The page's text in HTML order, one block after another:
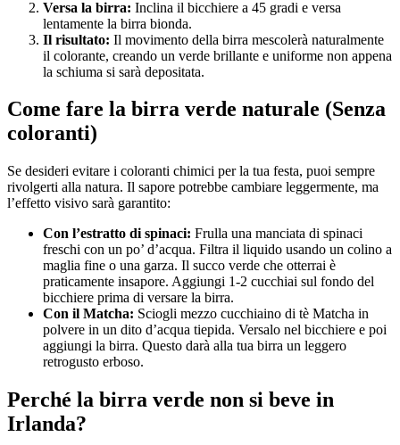
Versa la birra: Inclina il bicchiere a 45 gradi e versa
lentamente la birra bionda.
Il risultato: Il movimento della birra mescolerà naturalmente
il colorante, creando un verde brillante e uniforme non appena
la schiuma si sarà depositata.
Come fare la birra verde naturale (Senza
coloranti)
Se desideri evitare i coloranti chimici per la tua festa, puoi sempre
rivolgerti alla natura. Il sapore potrebbe cambiare leggermente, ma
l’effetto visivo sarà garantito:
Con l’estratto di spinaci: Frulla una manciata di spinaci
freschi con un po’ d’acqua. Filtra il liquido usando un colino a
maglia fine o una garza. Il succo verde che otterrai è
praticamente insapore. Aggiungi 1-2 cucchiai sul fondo del
bicchiere prima di versare la birra.
Con il Matcha: Sciogli mezzo cucchiaino di tè Matcha in
polvere in un dito d’acqua tiepida. Versalo nel bicchiere e poi
aggiungi la birra. Questo darà alla tua birra un leggero
retrogusto erboso.
Perché la birra verde non si beve in
Irlanda?